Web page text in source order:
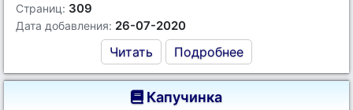
Страниц: 309
Дата добавления: 26-07-2020
Читать Подробнее
Капучинка